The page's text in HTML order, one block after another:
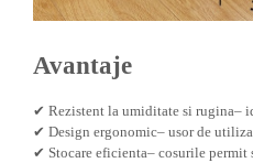
Instalatii Solare
Liniare 220V
Plasa 220V
Turturi/Franjuri 220V
Avantaje
✔ Rezistent la umiditate si rugina–
✔ Design ergonomic– usor de
✔ Stocare eficienta– cosurile permit